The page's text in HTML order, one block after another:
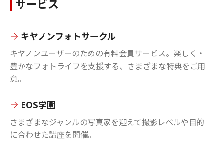
サービス
キヤノンフォトサークル
キヤノンユーザーのための有料会員サービス。楽しく・
豊かなフォトライフを支援する、さまざまな特典をご用
意。
EOS学園
さまざまなジャンルの写真家を迎えて撮影レベルや目的
に合わせた講座を開催。